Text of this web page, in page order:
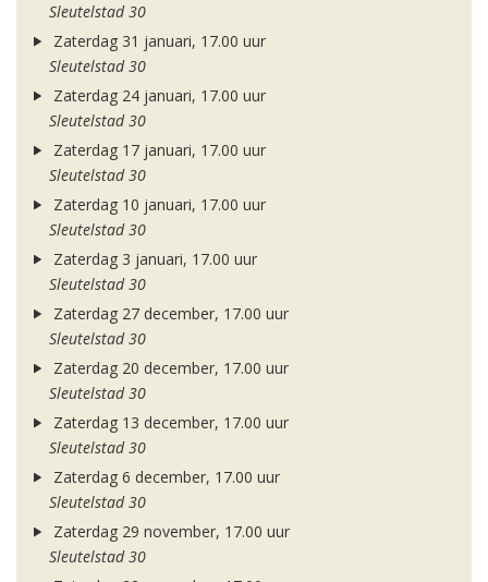
Sleutelstad 30
Zaterdag 31 januari, 17.00 uur
Sleutelstad 30
Zaterdag 24 januari, 17.00 uur
Sleutelstad 30
Zaterdag 17 januari, 17.00 uur
Sleutelstad 30
Zaterdag 10 januari, 17.00 uur
Sleutelstad 30
Zaterdag 3 januari, 17.00 uur
Sleutelstad 30
Zaterdag 27 december, 17.00 uur
Sleutelstad 30
Zaterdag 20 december, 17.00 uur
Sleutelstad 30
Zaterdag 13 december, 17.00 uur
Sleutelstad 30
Zaterdag 6 december, 17.00 uur
Sleutelstad 30
Zaterdag 29 november, 17.00 uur
Sleutelstad 30